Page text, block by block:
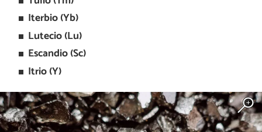
Iterbio (Yb)
Lutecio (Lu)
Escandio (Sc)
Itrio (Y)